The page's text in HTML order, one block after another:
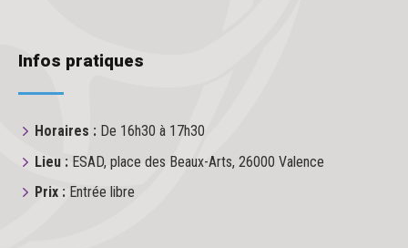
Infos pratiques
Horaires : De 16h30 à 17h30
Lieu : ESAD, place des Beaux-Arts, 26000 Valence
Prix : Entrée libre